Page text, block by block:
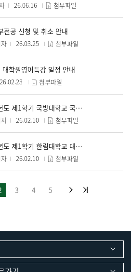
26.06.16 첨부파일
공 신청 및 취소 안내
26.03.25 첨부파일
학원영어특강 일정 안내
26.02.23 첨부파일
[학사/학점교류] 2026학년도 제1학기 국방대학교 국방관리대학원 학점교류 수강신청 안내
26.02.10 첨부파일
[학사/학점교류] 2026학년도 제1학기 한림대학교 대학원 학점교류 수강신청 안내
26.02.10 첨부파일
3 4 5